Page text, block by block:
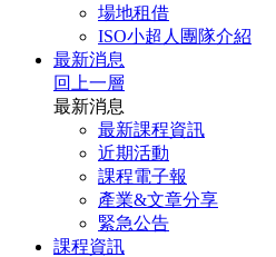
場地租借
ISO小超人團隊介紹
最新消息
回上一層
最新消息
最新課程資訊
近期活動
課程電子報
產業&文章分享
緊急公告
課程資訊